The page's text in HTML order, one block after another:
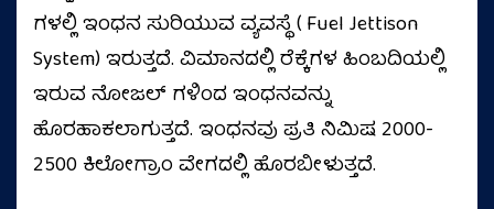
ಗಳಲ್ಲಿ ಇಂಧನ ಸುರಿಯುವ ವ್ಯವಸ್ಥೆ ( Fuel Jettison
System) ಇರುತ್ತದೆ. ವಿಮಾನದಲ್ಲಿ ರೆಕ್ಕೆಗಳ ಹಿಂಬದಿಯಲ್ಲಿ
ಇರುವ ನೋಜಲ್‌ ಗಳಿಂದ ಇಂಧನವನ್ನು
ಹೊರಹಾಕಲಾಗುತ್ತದೆ. ಇಂಧನವು ಪ್ರತಿ ನಿಮಿಷ 2000-
2500 ಕಿಲೋಗ್ರಾಂ ವೇಗದಲ್ಲಿ ಹೊರಬೀಳುತ್ತದೆ.